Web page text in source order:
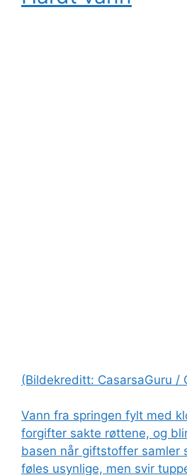
(Bildekreditt: CasarsaGuru /
Vann fra springen fylt med
forgifter sakte røttene, og
basen når giftstoffer samler
føles usynlige, men svir